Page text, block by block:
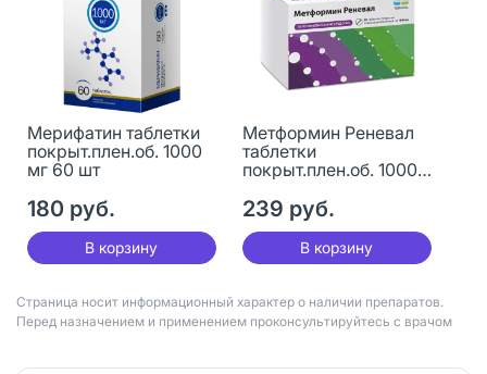
Мерифатин таблетки
покрыт.плен.об. 1000
мг 60 шт
180 руб.
В корзину
Метформин Реневал
таблетки
покрыт.плен.об. 1000
239 руб.
В корзину
Страница носит информационный характер о наличии препаратов.
Перед назначением и применением проконсультируйтесь с врачом